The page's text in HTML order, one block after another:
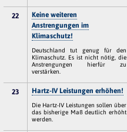
22
Keine weiteren
Anstrengungen im
Klimaschutz!
Deutschland tut genug für den
Klimaschutz. Es ist nicht nötig, die
Anstrengungen hierfür zu
verstärken.
23 Hartz-IV Leistungen erhöhen!
Die Hartz-IV Leistungen sollen über
das bisherige Maß deutlich erhöht
werden.